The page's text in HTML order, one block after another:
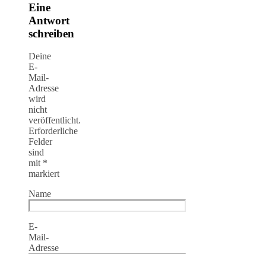
Eine
Antwort
schreiben
Deine
E-
Mail-
Adresse
wird
nicht
veröffentlicht.
Erforderliche
Felder
sind
mit *
markiert
Name
E-
Mail-
Adresse